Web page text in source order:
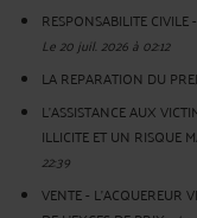
RESPONSABILITE
Le 20 juil. 2026 à 02:12
LA REPARATION DU
L'ASSISTANCE AUX
ILLICITE ET UN RISQUE
22:39
VENTE - L'ACQUEREUR